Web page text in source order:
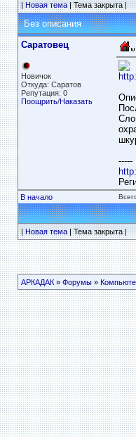
|Новая тема| Тема закрыта |
Без описания
Саратовец
Новичок
Откуда: Саратов
Репутация: 0
Поощрить/Наказать
-----
В начало
|Новая тема| Тема закрыта |
АРКАДАК» Форумы»